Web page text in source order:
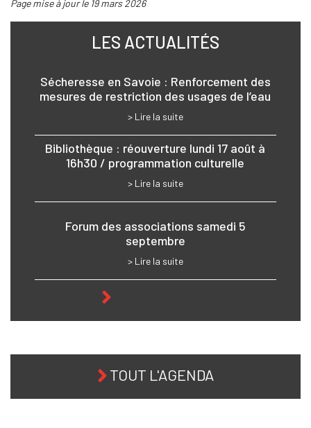
Page mise à jour le 19 mars 2026
LES ACTUALITÉS
Sécheresse en Savoie : Renforcement des
mesures de restriction des usages de l’eau
> Lire la suite
Bibliothèque : réouverture lundi 17 août à
16h30 / programmation culturelle
> Lire la suite
Forum des associations samedi 5
septembre
> Lire la suite
TOUT L'AGENDA